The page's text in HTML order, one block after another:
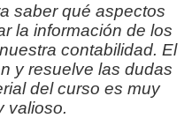
saber qué aspectos
la información de los
contabilidad. El
y resuelve las dudas
del curso es muy
valioso.